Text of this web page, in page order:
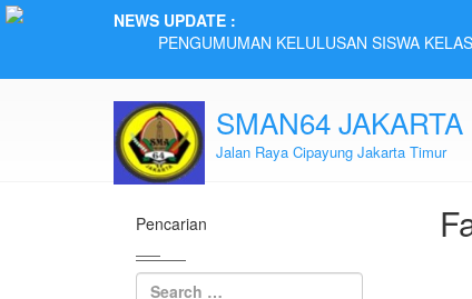
NEWS UPDATE :
PENGUMUMAN KELULUSAN SISWA
Pengumuman Eligible 40% SMAN 64
Pengumuman Hasil Kegiatan Perpindahan
Pengumuman Informasi Kegiatan
Pengumuman Informasi Kegiatan
Pengumuman Informasi Kegiatan
Siswa SMAN 64 JAKARTA Harumkan
SMAN64 JAKARTA
Jalan Raya Cipayung Jakarta Timur
Pencarian